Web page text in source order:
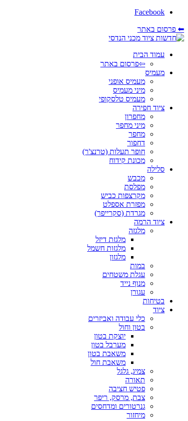
Facebook
⬅ פרסום באתר
עמוד הבית
⇦פרסום באתר
מעמיס
מעמיס אופני
מיני מעמיס
מעמיס טלסקופי
ציוד חפירה
מחפרון
מיני מחפר
מחפר
דחפור
חופר תעלות (טרנצ'ר)
מכונת קידוח
סלילה
מכבש
מפלסת
מקרצפות כביש
מפזרת אספלט
מגרדת (סקרייפר)
ציוד הרמה
מלגזה
מלגזת דיזל
מלגזות חשמל
מלגזון
במות
עגלת משטחים
מנוף נייד
עגורן
בטיחות
ציוד
כלי עבודה ואביזרים
בטון וחול
יוצקת בטון
מערבל בטון
משאבת בטון
משאבת חול
צמיג, גלגל
תאורה
פטיש חציבה
צבת, מרסק, ריפר
גנרטורים ומדחסים
מיחזור